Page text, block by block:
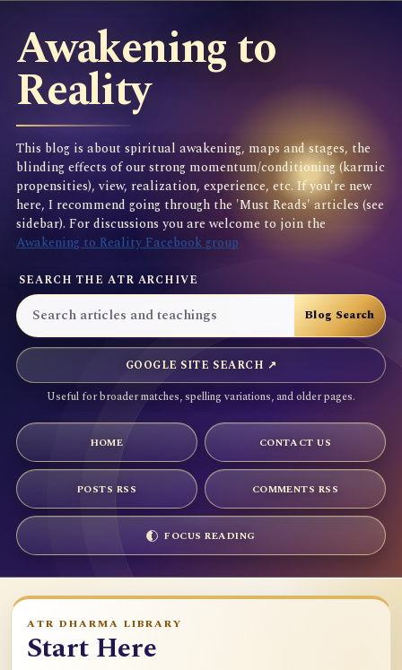
Awakening to
Reality
This blog is about spiritual awakening, maps and stages, the
blinding effects of our strong momentum/conditioning (karmic
propensities), view, realization, experience, etc. If you're new
here, I recommend going through the 'Must Reads' articles (see
sidebar). For discussions you are welcome to join the
Awakening to Reality Facebook group
SEARCH THE ATR ARCHIVE
GOOGLE SITE SEARCH ↗
Useful for broader matches, spelling variations, and older pages.
HOME CONTACT US
POSTS RSS COMMENTS RSS
FOCUS READING
ATR DHARMA LIBRARY
Start Here